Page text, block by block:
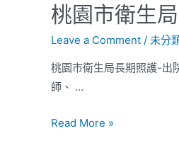
桃園市衛生
Leave a Comment / 未分
桃園市衛生局長期照護-出
師、 …
Read More »